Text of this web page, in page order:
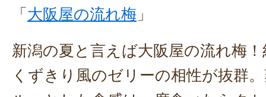
「 大阪屋の流れ梅 」
新潟の夏と言えば大阪屋の流れ梅
くずきり風のゼリーの相性が抜群